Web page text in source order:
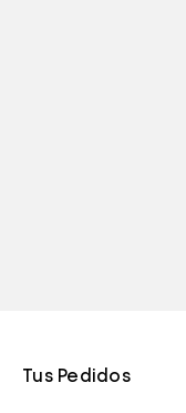
Tus Pedidos